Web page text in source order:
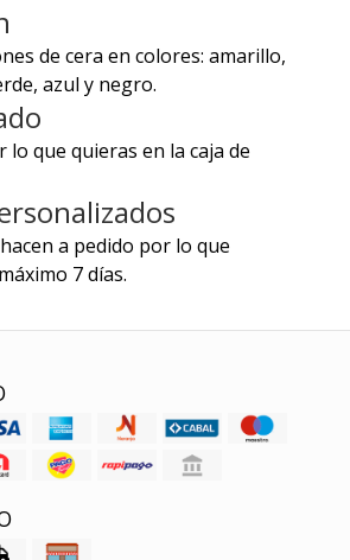
de cera en colores: amarillo,
azul y negro.
lo que quieras en la caja de
a pedido por lo que
7 días.